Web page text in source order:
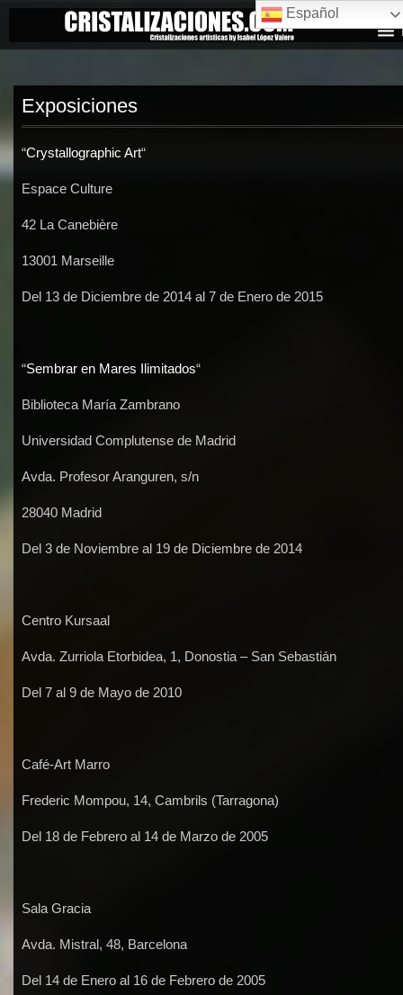
Exposiciones
“Crystallographic Art“
Espace Culture
42 La Canebière
13001 Marseille
Del 13 de Diciembre de 2014 al 7 de Enero de 2015
“Sembrar en Mares Ilimitados“
Biblioteca María Zambrano
Universidad Complutense de Madrid
Avda. Profesor Aranguren, s/n
28040 Madrid
Del 3 de Noviembre al 19 de Diciembre de 2014
Centro Kursaal
Avda. Zurriola Etorbidea, 1, Donostia – San Sebastián
Del 7 al 9 de Mayo de 2010
Café-Art Marro
Frederic Mompou, 14, Cambrils (Tarragona)
Del 18 de Febrero al 14 de Marzo de 2005
Sala Gracia
Avda. Mistral, 48, Barcelona
Del 14 de Enero al 16 de Febrero de 2005
Español